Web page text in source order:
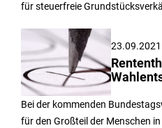
für steuerfreie
23.09.2021
Bei der kommenden
für den Großteil der Menschen